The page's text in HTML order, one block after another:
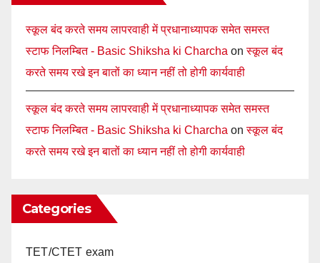
स्कूल बंद करते समय लापरवाही में प्रधानाध्यापक समेत समस्त
स्टाफ निलम्बित - Basic Shiksha ki Charcha onस्कूल बंद
करते समय रखे इन बातों का ध्यान नहीं तो होगी कार्यवाही
स्कूल बंद करते समय लापरवाही में प्रधानाध्यापक समेत समस्त
स्टाफ निलम्बित - Basic Shiksha ki Charcha onस्कूल बंद
करते समय रखे इन बातों का ध्यान नहीं तो होगी कार्यवाही
Categories
TET/CTET exam